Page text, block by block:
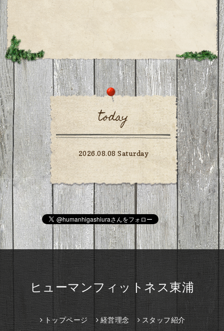
today
2026.08.08 Saturday
ヒューマンフィットネス東浦
トップページ 経営理念 スタッフ紹介